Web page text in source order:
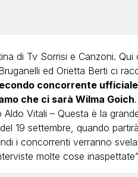
di Tv Sorrisi e Canzoni. Qui
ed Orietta Berti ci
concorrente
che ci sarà Wilma Goich
Vitali – Questa è la
19 settembre, quando
i concorrenti verranno
molte cose